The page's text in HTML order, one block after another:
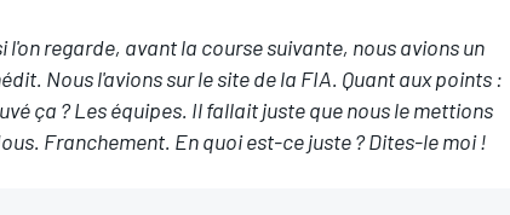
regarde, avant la course suivante, nous avions un
Nous l'avions sur le site de la FIA. Quant aux points :
ça ? Les équipes. Il fallait juste que nous le mettions
Franchement. En quoi est-ce juste ? Dites-le moi !